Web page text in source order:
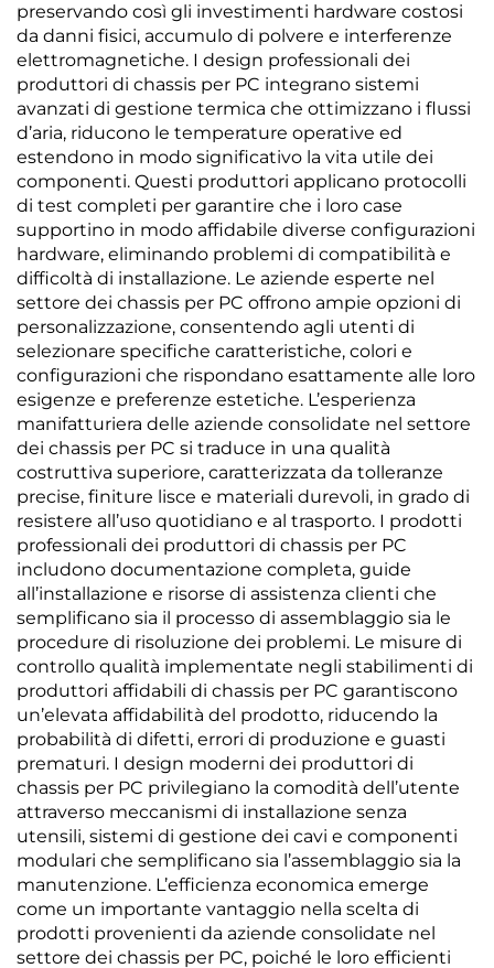
preservando così gli investimenti hardware costosi
da danni fisici, accumulo di polvere e interferenze
elettromagnetiche. I design professionali dei
produttori di chassis per PC integrano sistemi
avanzati di gestione termica che ottimizzano i flussi
d’aria, riducono le temperature operative ed
estendono in modo significativo la vita utile dei
componenti. Questi produttori applicano protocolli
di test completi per garantire che i loro case
supportino in modo affidabile diverse configurazioni
hardware, eliminando problemi di compatibilità e
difficoltà di installazione. Le aziende esperte nel
settore dei chassis per PC offrono ampie opzioni di
personalizzazione, consentendo agli utenti di
selezionare specifiche caratteristiche, colori e
configurazioni che rispondano esattamente alle loro
esigenze e preferenze estetiche. L’esperienza
manifatturiera delle aziende consolidate nel settore
dei chassis per PC si traduce in una qualità
costruttiva superiore, caratterizzata da tolleranze
precise, finiture lisce e materiali durevoli, in grado di
resistere all’uso quotidiano e al trasporto. I prodotti
professionali dei produttori di chassis per PC
includono documentazione completa, guide
all’installazione e risorse di assistenza clienti che
semplificano sia il processo di assemblaggio sia le
procedure di risoluzione dei problemi. Le misure di
controllo qualità implementate negli stabilimenti di
produttori affidabili di chassis per PC garantiscono
un’elevata affidabilità del prodotto, riducendo la
probabilità di difetti, errori di produzione e guasti
prematuri. I design moderni dei produttori di
chassis per PC privilegiano la comodità dell’utente
attraverso meccanismi di installazione senza
utensili, sistemi di gestione dei cavi e componenti
modulari che semplificano sia l’assemblaggio sia la
manutenzione. L’efficienza economica emerge
come un importante vantaggio nella scelta di
prodotti provenienti da aziende consolidate nel
settore dei chassis per PC, poiché le loro efficienti